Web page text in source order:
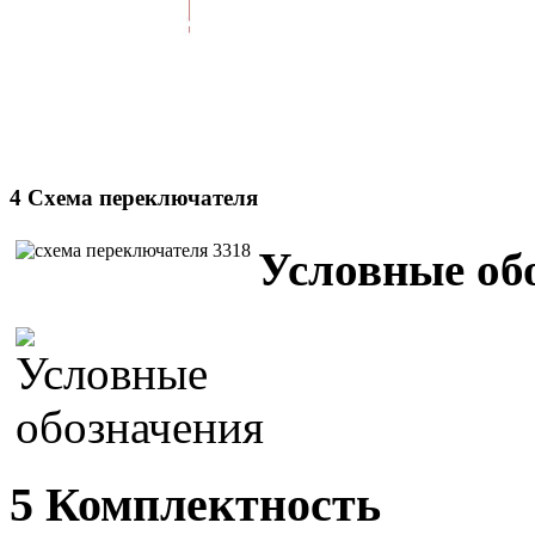
4 Схема переключателя
Условные
5 Комплектность